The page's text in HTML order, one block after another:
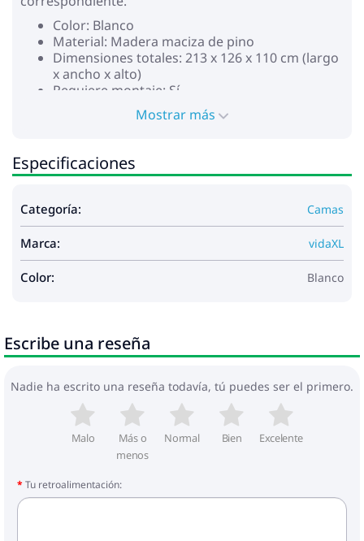
Color: Blanco
Material: Madera maciza de pino
Dimensiones totales: 213 x 126 x 110 cm (largo
x ancho x alto)
Requiere montaje: Sí
Estructura de la cama:
Dimensiones totales: 190 x 120 x 25,5 cm (largo
Dimensiones adecuadas del colchón: 120 x 190
cm (ancho x largo) (colchón no incluido)
Cabecero de librería:
Dimensiones: 126 x 23 x 110 cm (ancho x
profundo x alto)
Anchura de colchón adecuado: 120 cm
La entrega contiene:
Mostrar más
Especificaciones
Categoría: Camas
Marca: vidaXL
Color: Blanco
Escribe una reseña
Nadie ha escrito una reseña todavía, tú puedes ser el primero.
Malo
Más o
menos
Normal Bien Excelente
Tu retroalimentación: